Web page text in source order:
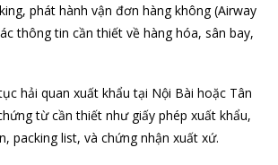
phát hành vận đơn hàng không (Airway
thông tin cần thiết về hàng hóa, sân bay,
hải quan xuất khẩu tại Nội Bài hoặc Tân
từ cần thiết như giấy phép xuất khẩu,
packing list, và chứng nhận xuất xứ.